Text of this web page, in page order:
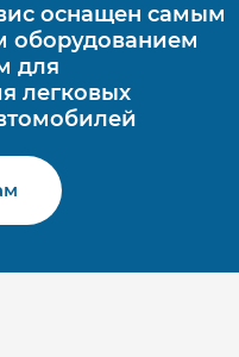
оснащен самым
оборудованием
для
легковых